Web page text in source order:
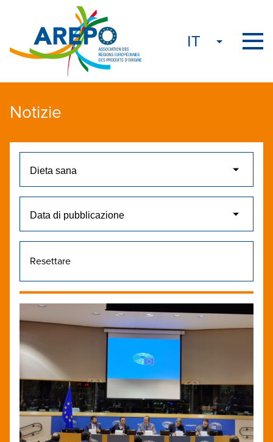
Notizie
Resettare